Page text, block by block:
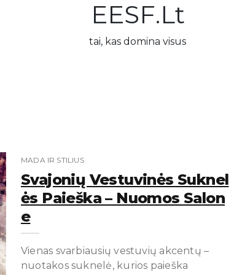
EESF.lt
tai, kas domina visus
MADA IR STILIUS
Svajonių Vestuvinės Suknel
Ės Paieška – Nuomos Salon
E
Vienas svarbiausių vestuvių akcentų –
nuotakos suknelė, kurios paieška